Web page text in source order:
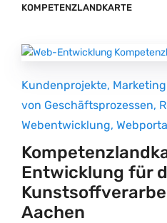
KOMPETENZLANDKARTE
Kundenprojekte,
von Geschäftsprozessen,
Webentwicklung,
Entwicklung für
Aachen